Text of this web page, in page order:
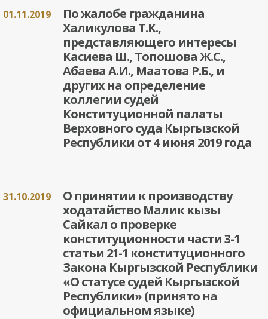
01.11.2019
По жалобе гражданина
Халикулова Т.К.,
представляющего интересы
Касиева Ш., Топошова Ж.С.,
Абаева А.И., Маатова Р.Б., и
других на определение
коллегии судей
Конституционной палаты
Верховного суда Кыргызской
Республики от 4 июня 2019 года
31.10.2019
О принятии к производству
ходатайство Малик кызы
Сайкал о проверке
конституционности части 3-1
статьи 21-1 конституционного
Закона Кыргызской Республики
«О статусе судей Кыргызской
Республики» (принято на
официальном языке)